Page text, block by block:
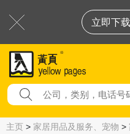
立即下
主页 > 家居用品及服务、宠物 >